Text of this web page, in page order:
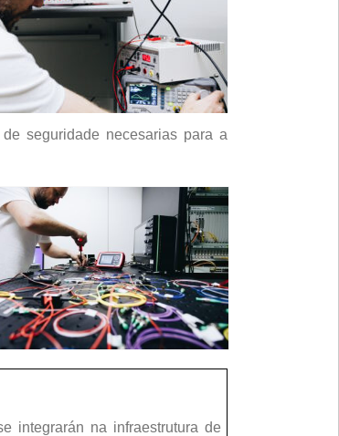
seguridade necesarias para a
integrarán na infraestrutura de